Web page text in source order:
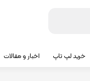
خرید لپ تاپ اخبار و مقالات